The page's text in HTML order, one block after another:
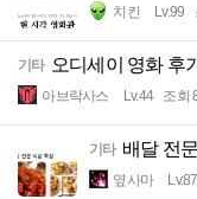
치킨 Lv.99
기타 오디세이 영화 후
아브락사스 Lv.44 조회
기타 배달 전
옆사마 Lv.87